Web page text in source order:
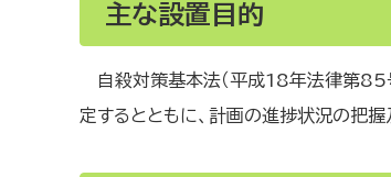
主な設置目的
自殺対策基本法（平成18年法律第85
定するとともに、計画の進捗状況の把